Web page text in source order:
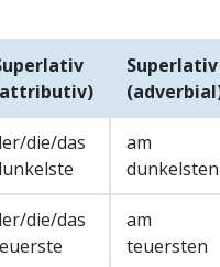
Superlativ
die/das
am
dunkelsten
die/das
am
teuersten